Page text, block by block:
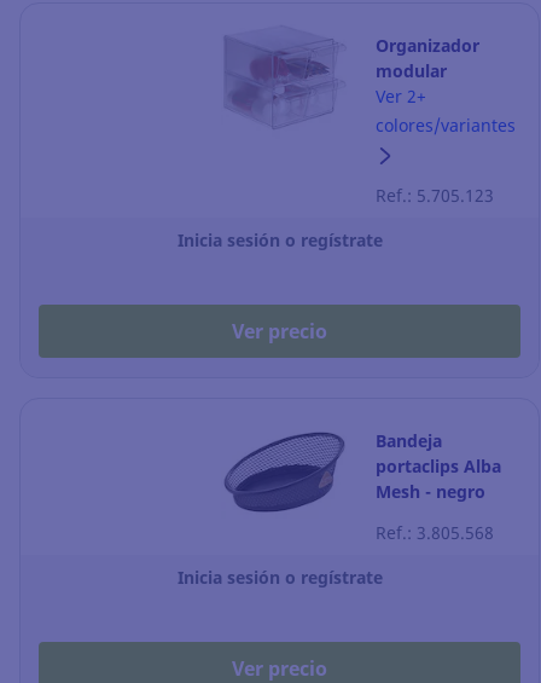
Organizador
modular
Archicubo
Archivo 2000 - 4
cajones -
transparente
Ver 2+
colores/variantes
Ref.: 5.705.123
Inicia sesión o regístrate
Ver precio
Bandeja
portaclips Alba
Mesh - negro
Ref.: 3.805.568
Inicia sesión o regístrate
Ver precio